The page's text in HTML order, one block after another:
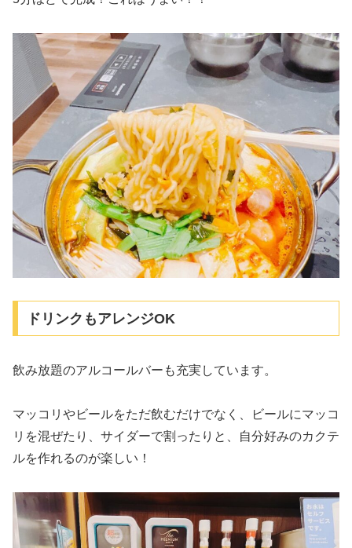
ドリンクもアレンジOK
飲み放題のアルコールバーも充実しています。
マッコリやビールをただ飲むだけでなく、ビールにマッコ
リを混ぜたり、サイダーで割ったりと、自分好みのカクテ
ルを作れるのが楽しい！